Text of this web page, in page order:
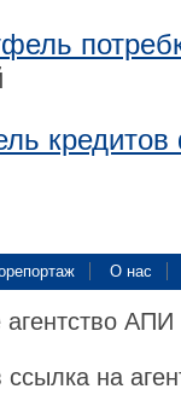
О нас
на